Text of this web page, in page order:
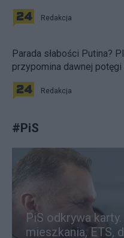
Redakcja
Parada słabości Putina?
przypomina dawnej potęgi
Redakcja
#PiS
PiS odkrywa
mieszkania, ETS,